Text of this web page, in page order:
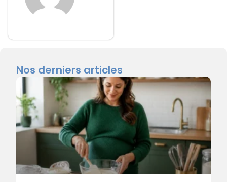
Nos derniers articles